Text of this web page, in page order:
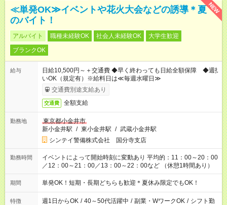
NEW
≪単発OK≫イベントや花火大会などの誘導＊夏
のバイト！
アルバイト 職種未経験OK 社会人未経験OK
大学生歓迎
ブランクOK
給与
日給10,500円～＋交通費 ◆早く終わっても日給全額保障 ◆週払
いOK（規定有）※給料日は≪毎週水曜日≫
交通費別途支給あり
交通費 全額支給
勤務地
東京都小金井市
新小金井駅 / 東小金井駅 / 武蔵小金井駅
シンテイ警備株式会社 国分寺支店
勤務時間
イベントによって開始時刻に変動あり 平均的：11：00～20：00
／12：00～21：00／13：00～22：00など （休憩1時間あり）
期間 単発OK！短期・長期どちらも歓迎＊夏休み限定でもOK！
特徴 週1日からOK / 40～50代活躍中 / 副業・WワークOK / シフト勤